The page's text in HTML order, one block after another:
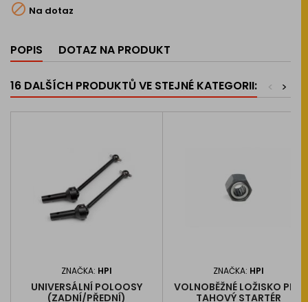
 Na dotaz
POPIS DOTAZ NA PRODUKT
16 DALŠÍCH PRODUKTŮ VE STEJNÉ KATEGORII: >
<
ZNAČKA: HPI
UNIVERSÁLNÍ POLOOSY
(ZADNÍ/PŘEDNÍ)
ZNAČKA: HPI
VOLNOBĚŽNÉ LOŽISKO PRO
TAHOVÝ STARTÉR